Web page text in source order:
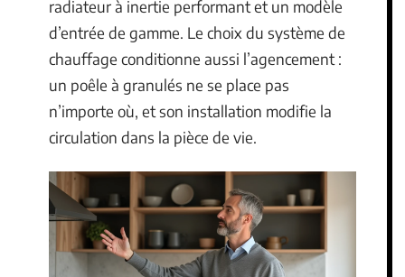
radiateur à inertie performant et un modèle
d’entrée de gamme. Le choix du système de
chauffage conditionne aussi l’agencement :
un poêle à granulés ne se place pas
n’importe où, et son installation modifie la
circulation dans la pièce de vie.